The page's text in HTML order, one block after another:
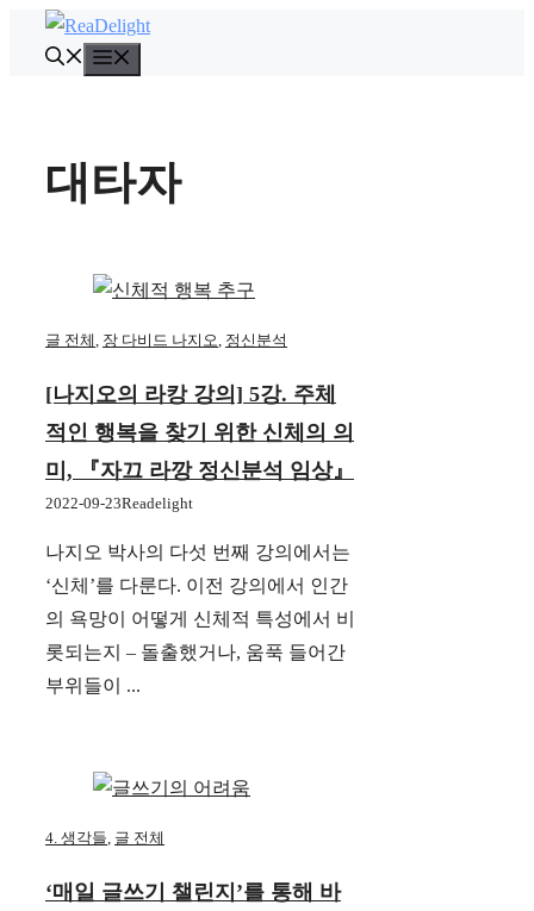
뉴
대타자
글 전체, 장 다비드 나지오, 정신분석
[나지오의 라캉 강의] 5강. 주체
적인 행복을 찾기 위한 신체의 의
미, 『자끄 라깡 정신분석 임상』
2022-09-23Readelight
나지오 박사의 다섯 번째 강의에서는
‘신체’를 다룬다. 이전 강의에서 인간
의 욕망이 어떻게 신체적 특성에서 비
롯되는지 – 돌출했거나, 움푹 들어간
부위들이 ...
4. 생각들 글 전체
‘매일 글쓰기 챌린지’를 통해 바